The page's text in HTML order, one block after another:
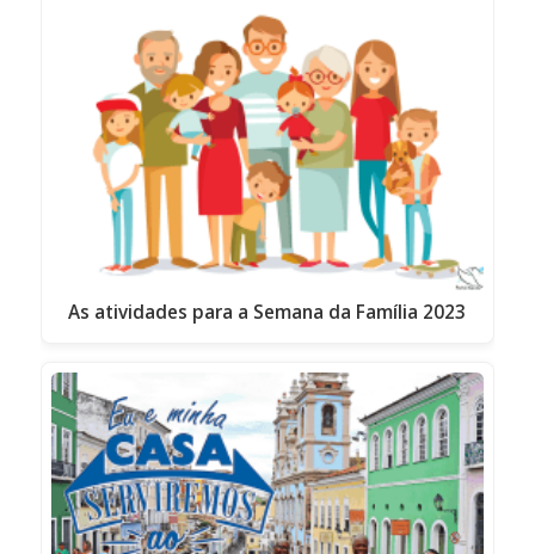
As atividades para a Semana da Família 2023